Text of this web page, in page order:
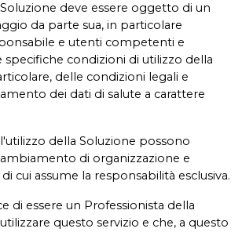
deve essere oggetto di un
da parte sua, in particolare
e utenti competenti e
specifiche condizioni di utilizzo della
delle condizioni legali e
dei dati di salute a carattere
della Soluzione possono
di organizzazione e
cui assume la responsabilità esclusiva.
di essere un Professionista della
questo servizio e che, a questo